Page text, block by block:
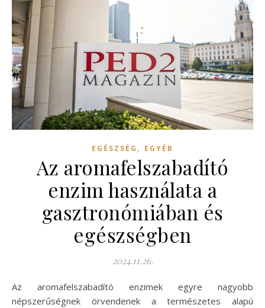
EGÉSZSÉG , EGYÉB
Az aromafelszabadító
enzim használata a
gasztronómiában és
egészségben
2024.11.26.
Az aromafelszabadító enzimek egyre nagyobb
népszerűségnek örvendenek a természetes alapú